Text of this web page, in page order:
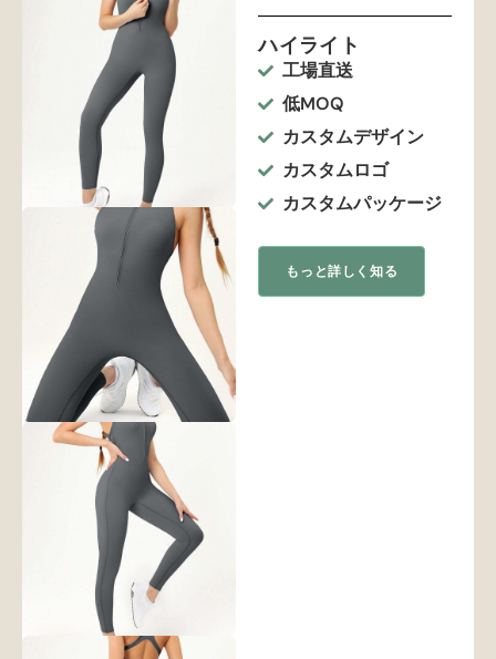
ハイライト
工場直送
低MOQ
カスタムデザイン
カスタムロゴ
カスタムパッケージ
もっと詳しく知る